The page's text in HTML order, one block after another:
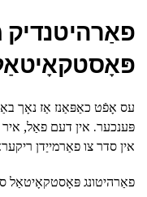
פאַרהיטנדיק
עס אָפֿט כאַפּאַנז אַז נאָך
פּענכער. אין דעם פאַל, איר
אין סדר צו פאַרמייַדן
פאַרהיטונג פּאָסטקאָיטאַל